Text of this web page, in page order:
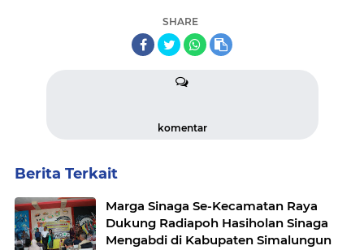
SHARE
komentar
Berita Terkait
Marga Sinaga Se-Kecamatan Raya
Dukung Radiapoh Hasiholan Sinaga
Mengabdi di Kabupaten Simalungun